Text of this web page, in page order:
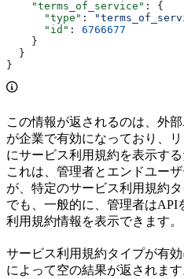
    "terms_of_service"
: {
      "type"
:
      "id"
: 6766677
    }
  }
}
この情報が返されるのは、外
が企業で有効になっており、
にサービス利用規約を表示す
これは、管理者とエンドユー
が、特定のサービス利用規約
でも、一般的に、管理者はAPI
利用規約情報を表示できます。
サービス利用規約タイプが有
によって空の結果が返されます